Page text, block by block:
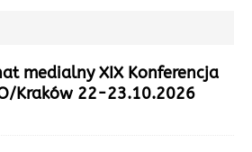
medialny XIX Konferencja
O/Kraków 22-23.10.2026